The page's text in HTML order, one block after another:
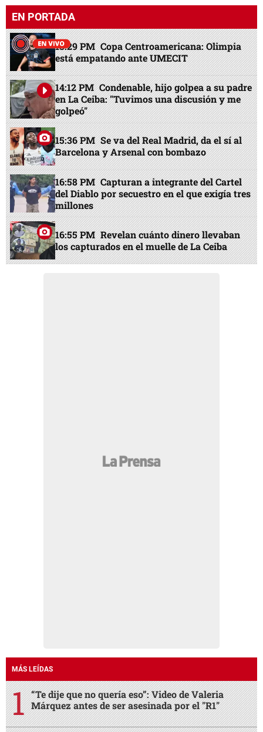
EN PORTADA
13:29 PM Copa Centroamericana: Olimpia
está empatando ante UMECIT
14:12 PM Condenable, hijo golpea a su padre
en La Ceiba: "Tuvimos una discusión y me
golpeó"
15:36 PM Se va del Real Madrid, da el sí al
Barcelona y Arsenal con bombazo
16:58 PM Capturan a integrante del Cartel
del Diablo por secuestro en el que exigía tres
millones
16:55 PM Revelan cuánto dinero llevaban
los capturados en el muelle de La Ceiba
MÁS LEÍDAS
“Te dije que no quería eso”: Video de Valeria
Márquez antes de ser asesinada por el "R1"